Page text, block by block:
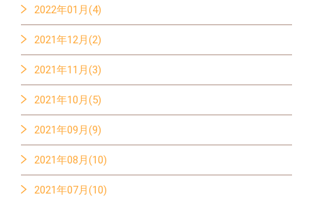
2022年01月(4)
2021年12月(2)
2021年11月(3)
2021年10月(5)
2021年09月(9)
2021年08月(10)
2021年07月(10)